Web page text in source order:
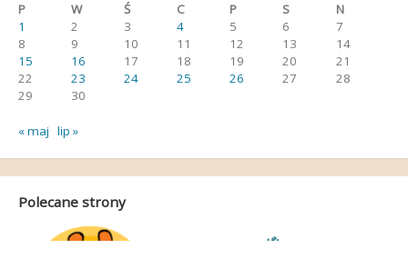
P
W Ś C P S
N
1
2 3 4 5 6
7
8
9 10 11 12 13
14
15
16 17 18 19 20
21
22
23 24 25 26 27
28
29
30
« maj lip »
Polecane strony